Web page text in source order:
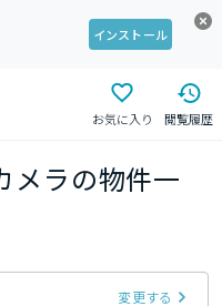
インストール
お気に入り 閲覧履歴
メラの物件一
変更する